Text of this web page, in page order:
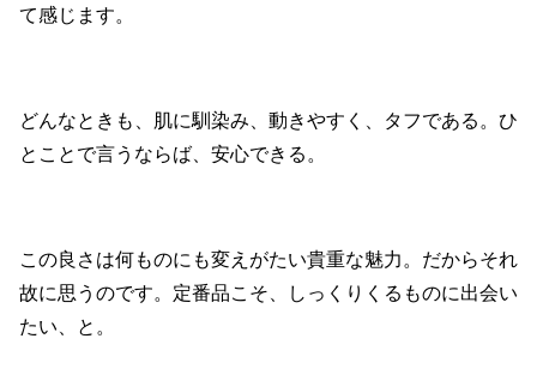
て感じます。
どんなときも、肌に馴染み、動きやすく、タフである。ひ
とことで言うならば、安心できる。
この良さは何ものにも変えがたい貴重な魅力。だからそれ
故に思うのです。定番品こそ、しっくりくるものに出会い
たい、と。